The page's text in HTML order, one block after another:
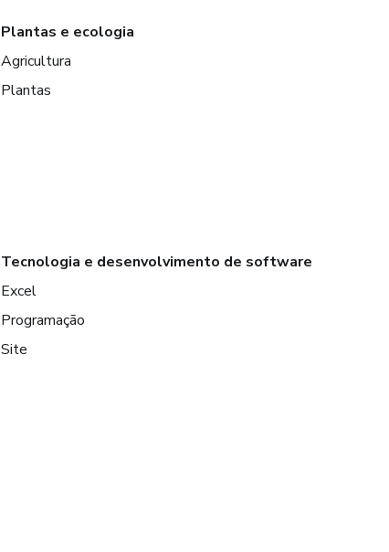
Plantas e ecologia
Agricultura
Plantas
Tecnologia e desenvolvimento de software
Excel
Programação
Site